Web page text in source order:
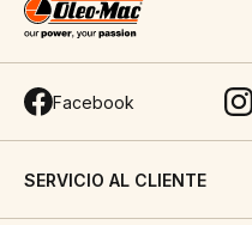
Facebook
SERVICIO AL CLIENTE